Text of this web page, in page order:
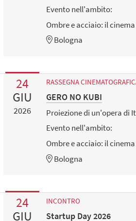
Evento nell'ambito:
Ombre e acciaio: il
Bologna
24
GIU
2026
RASSEGNA
GERO NO KUBI
Proiezione di un'opera di
Evento nell'ambito:
Ombre e acciaio: il
Bologna
24
GIU
INCONTRO
Startup Day 2026